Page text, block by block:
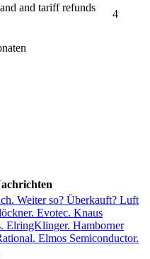
and tariff refunds
4
Weiter so? Überkauft? Luft
Evotec. Knaus
ElringKlinger. Hamborner
Elmos Semiconductor.